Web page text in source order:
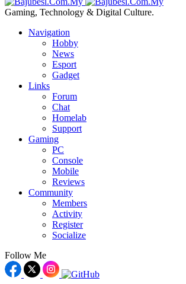
Gaming, Technology & Digital Culture.
Navigation
Hobby
News
Esport
Gadget
Links
Forum
Chat
Homelab
Support
Gaming
PC
Console
Mobile
Reviews
Community
Members
Activity
Register
Socialize
Follow Me